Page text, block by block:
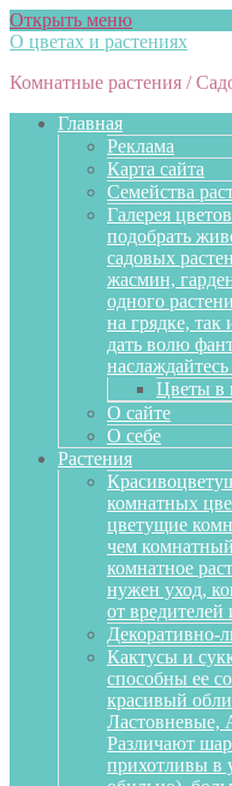
Открыть меню
О цветах и растениях
Комнатные растения /
Главная
Реклама
Карта сайта
Семейства
Галерея цветов
подобрать
садовых
жасмин,
одного
на грядке,
дать волю
Цветы в
О сайте
О себе
Растения
комнатных
цветущие
чем
комнатное
нужен уход,
от
Декоративно-
Кактусы и
способны ее
красивый
Ластовневые,
Различают
прихотливы в